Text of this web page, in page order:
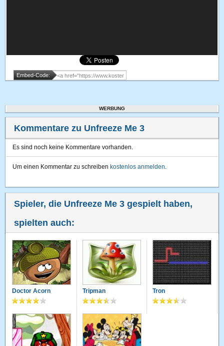
Embed-Code:
WERBUNG
Kommentare zu Unfreeze Me 3
Es sind noch keine Kommentare vorhanden.
Um einen Kommentar zu schreiben kostenlos anmelden.
Spieler, die Unfreeze Me 3 gespielt haben,
spielten auch:
Doctor Acorn Tripman Tron